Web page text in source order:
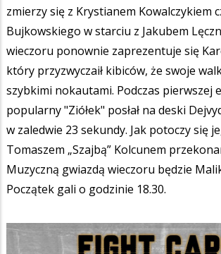
zmierzy się z Krystianem Kowalczykiem
Bujkowskiego w starciu z Jakubem
wieczoru ponownie zaprezentuje się
który przyzwyczaił kibiców, że swoje
szybkimi nokautami. Podczas pierwszej
popularny "Ziółek" posłał na deski
w zaledwie 23 sekundy. Jak potoczy się
Tomaszem „Szajbą” Kolcunem
Muzyczną gwiazdą wieczoru będzie
Początek gali o godzinie 18.30.